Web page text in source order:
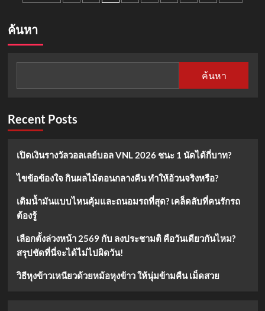
รางวัล
ที่
นี่
ค้นหา
ค้นหา
Recent Posts
เปิดเงินรางวัลวอลเลย์บอล VNL 2026 ชนะ 1 นัดได้กี่บาท?
ไขข้อข้องใจ กินผลไม้ตอนกลางคืน ทำให้อ้วนจริงหรือ?
เติมน้ำมันแบบไหนคุ้มและถนอมรถที่สุด? เคล็ดลับที่คนรักรถ
ต้องรู้
เลือกตั้งล่วงหน้า 2569 กับ ลงประชามติ คือวันเดียวกันไหม?
สรุปชัดที่นี่จะได้ไม่ไปผิดวัน!
วิธีหุงข้าวเหนียวด้วยหม้อหุงข้าว ให้นุ่มข้ามคืน เม็ดสวย